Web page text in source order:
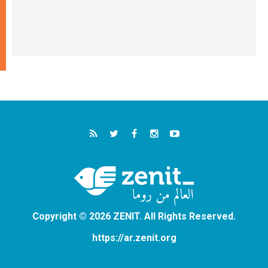
Copyright © 2026 ZENIT. All Rights Reserved.
https://ar.zenit.org